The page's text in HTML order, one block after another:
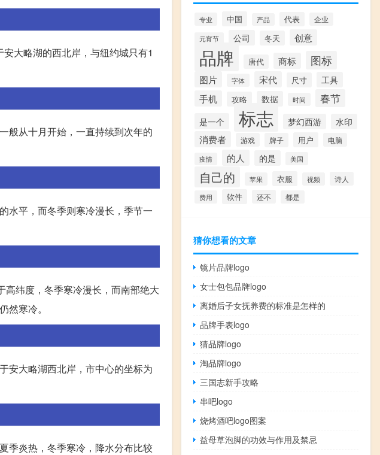
大略湖的西北岸，与纽约城只有1
般从十月开始，一直持续到次年的
水平，而冬季则寒冷漫长，季节一
纬度，冬季寒冷漫长，而南部绝大
寒冷。
安大略湖西北岸，市中心的坐标为
季炎热，冬季寒冷，降水分布比较
专业 中国 产品 代表 企业
元宵节 公司 冬天 创意
品牌 唐代 商标 图标
图片 字体 宋代 尺寸 工具
手机 攻略 数据 时间 春节
是一个 标志 梦幻西游 水印
消费者 游戏 牌子 用户 电脑
疫情 的人 的是 美国
自己的 苹果 衣服 视频 诗人
费用 软件 还不 都是
猜你想看的文章
镜片品牌logo
女士包包品牌logo
离婚后子女抚养费的标准是怎样的
品牌手表logo
猜品牌logo
淘品牌logo
三国志新手攻略
串吧logo
烧烤酒吧logo图案
益母草泡脚的功效与作用及禁忌